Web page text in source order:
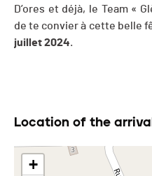
D’ores et déjà, le Team «
de te convier à cette belle
juillet 2024.
Location of the
+